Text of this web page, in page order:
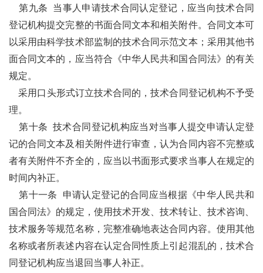
第九条
当事人申请技术合同认定登记，应当向技术合同
登记机构提交完整的书面合同文本和相关附件。合同文本可
以采用由科学技术部监制的技术合同示范文本；采用其他书
面合同文本的，应当符合《中华人民共和国合同法》的有关
规定。
采用口头形式订立技术合同的，技术合同登记机构不予受
理。
第十条 技术合同登记机构应当对当事人提交申请认定登
记的合同文本及相关附件进行审查，认为合同内容不完整或
者有关附件不齐全的，应当以书面形式要求当事人在规定的
时间内补正。
第十一条
申请认定登记的合同应当根据《中华人民共和
国合同法》的规定，使用技术开发、技术转让、技术咨询、
技术服务等规范名称，完整准确地表达合同内容。使用其他
名称或者所表述内容在认定合同性质上引起混乱的，技术合
同登记机构应当退回当事人补正。